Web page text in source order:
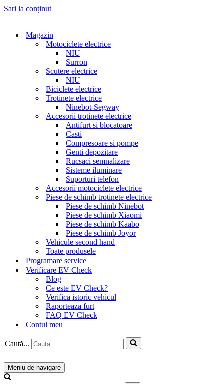
Sari la conținut
Magazin
Motociclete electrice
NIU
Surron
Scutere electrice
NIU
Biciclete electrice
Trotinete electrice
Ninebot-Segway
Accesorii trotinete electrice
Antifurt si blocatoare
Casti
Compresoare si pompe
Genti depozitare
Rucsaci semnalizare
Sisteme iluminare
Suporturi telefon
Accesorii motociclete electrice
Piese de schimb trotinete electrice
Piese de schimb Ninebot
Piese de schimb Xiaomi
Piese de schimb Kaabo
Piese de schimb Joyor
Vehicule second hand
Toate produsele
Programare service
Verificare EV Check
Blog
Ce este EV Check?
Verifica istoric vehicul
Raporteaza furt
FAQ EV Check
Contul meu
Caută...
Meniu de navigare